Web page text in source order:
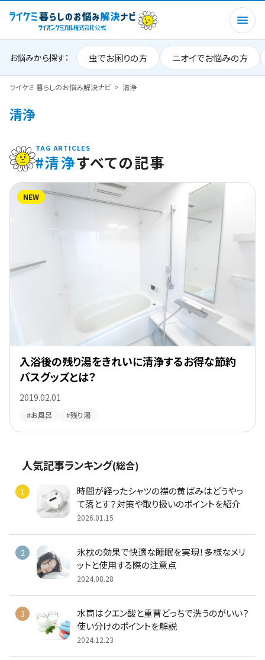
お悩みから探す： 虫でお困りの方 ニオイでお悩みの方
ライケミ 暮らしのお悩み解決ナビ 清浄
清浄
TAG ARTICLES
#清浄すべての記事
NEW
2019.02.01
入浴後の残り湯をきれいに清浄するお得な節約
バスグッズとは？
#お風呂 #残り湯
人気記事ランキング(総合)
時間が経ったシャツの襟の黄ばみはどうやっ
て落とす？対策や取り扱いのポイントを紹介
2026.01.15
氷枕の効果で快適な睡眠を実現！多様なメリ
ットと使用する際の注意点
2024.08.28
水筒はクエン酸と重曹どっちで洗うのがいい？
使い分けのポイントを解説
2024.12.23